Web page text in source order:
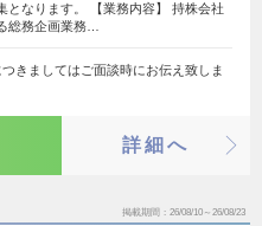
となります。 【業務内容】 持株会社
総務企画業務…
きましてはご面談時にお伝え致しま
詳細へ
掲載期間 26/08/10～26/08/23